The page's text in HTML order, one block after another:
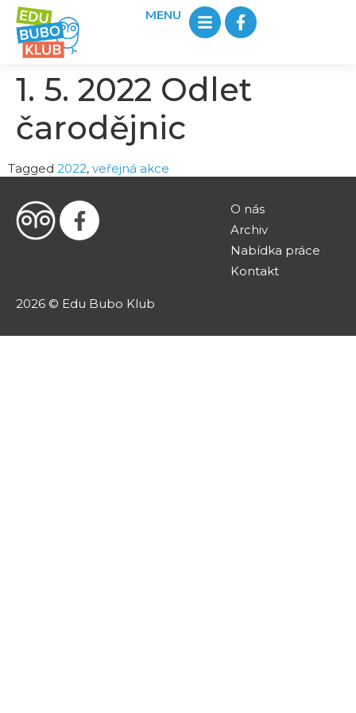
MENU
1. 5. 2022 Odlet
čarodějnic
Tagged 2022, veřejná akce
O nás
Archiv
Nabídka práce
Kontakt
2026 © Edu Bubo Klub